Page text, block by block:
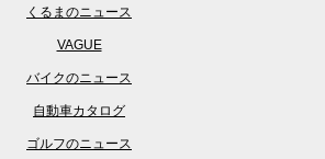
くるまのニュース
VAGUE
バイクのニュース
自動車カタログ
ゴルフのニュース